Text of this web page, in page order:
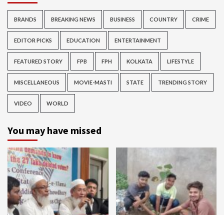
BRANDS BREAKING NEWS BUSINESS COUNTRY CRIME
EDITOR PICKS EDUCATION ENTERTAINMENT
FEATURED STORY FPB FPH KOLKATA LIFESTYLE
MISCELLANEOUS MOVIE-MASTI STATE TRENDING STORY
VIDEO WORLD
You may have missed